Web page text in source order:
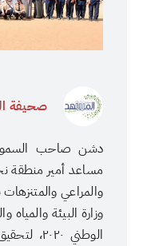
صحيفة
دشن صاحب السمو
مساعد أمير منطقة
والمراعي
وزارة البيئة والمياه
الوطني